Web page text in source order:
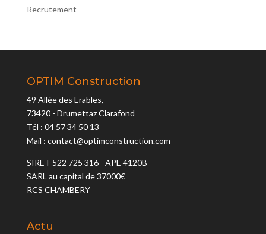
Recrutement
OPTIM Construction
49 Allée des Erables,
73420 - Drumettaz Clarafond
Tél : 04 57 34 50 13
Mail : contact@optimconstruction.com
SIRET 522 725 316 - APE 4120B
SARL au capital de 37000€
RCS CHAMBERY
Actu